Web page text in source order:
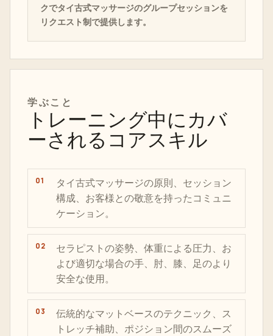
クでタイ古式マッサージのグループセッションを
リクエスト制で提供します。
学ぶこと
トレーニング中にカバ
ーされるコアスキル
タイ古式マッサージの原則、セッション
構成、お客様との敬意を持ったコミュニ
ケーション。
セラピストの姿勢、体重による圧力、お
よび適切な場合の手、肘、膝、足のより
安全な使用。
伝統的なマットベースのテクニック、ス
トレッチ補助、ポジション間のスムーズ